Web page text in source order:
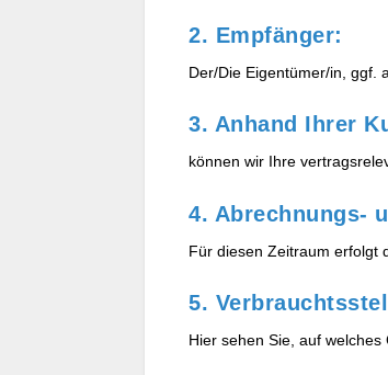
2. Empfänger:
Der/Die Eigentümer/in, ggf.
3. Anhand Ihrer
können wir Ihre
4. Abrechnungs-
Für diesen Zeitraum erfolgt
5.
Hier sehen Sie, auf welches